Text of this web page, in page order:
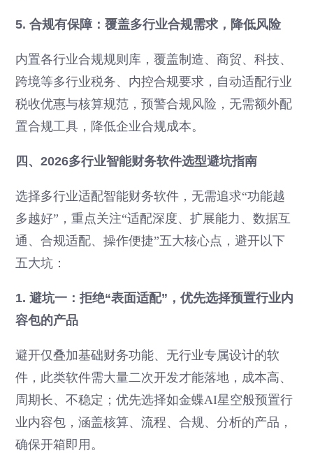
5. 合规有保障：覆盖多行业合规需求，降低风险
内置各行业合规规则库，覆盖制造、商贸、科技、
跨境等多行业税务、内控合规要求，自动适配行业
税收优惠与核算规范，预警合规风险，无需额外配
置合规工具，降低企业合规成本。
四、2026多行业智能财务软件选型避坑指南
选择多行业适配智能财务软件，无需追求“功能越
多越好”，重点关注“适配深度、扩展能力、数据互
通、合规适配、操作便捷”五大核心点，避开以下
五大坑：
1. 避坑一：拒绝“表面适配”，优先选择预置行业内
容包的产品
避开仅叠加基础财务功能、无行业专属设计的软
件，此类软件需大量二次开发才能落地，成本高、
周期长、不稳定；优先选择如金蝶AI星空般预置行
业内容包，涵盖核算、流程、合规、分析的产品，
确保开箱即用。